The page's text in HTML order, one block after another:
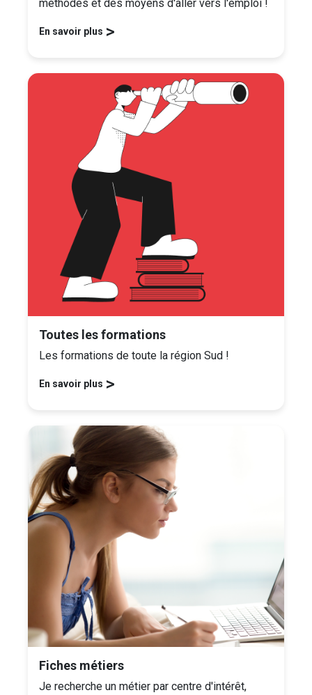
méthodes et des moyens d'aller vers l'emploi !
En savoir plus >
Toutes les formations
Les formations de toute la région Sud !
En savoir plus >
Fiches métiers
Je recherche un métier par centre d'intérêt,